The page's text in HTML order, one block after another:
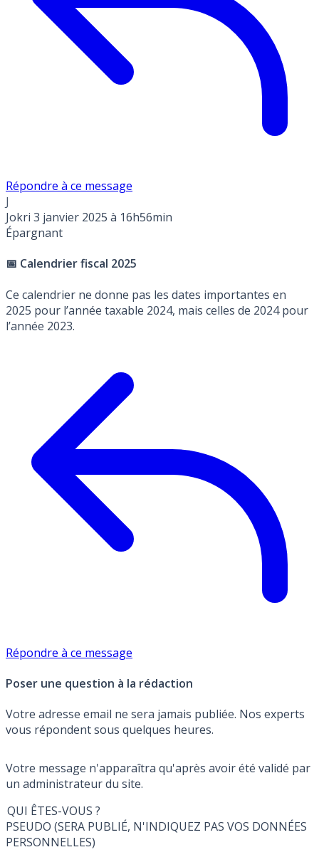
Répondre à ce message
J
Jokri 3 janvier 2025 à 16h56min
Épargnant
📅 Calendrier fiscal 2025
Ce calendrier ne donne pas les dates importantes en
2025 pour l’année taxable 2024, mais celles de 2024 pour
l’année 2023.
Répondre à ce message
Poser une question à la rédaction
Votre adresse email ne sera jamais publiée. Nos experts
vous répondent sous quelques heures.
Votre message n'apparaîtra qu'après avoir été validé par
un administrateur du site.
QUI ÊTES-VOUS ?
PSEUDO (SERA PUBLIÉ, N'INDIQUEZ PAS VOS DONNÉES
PERSONNELLES)